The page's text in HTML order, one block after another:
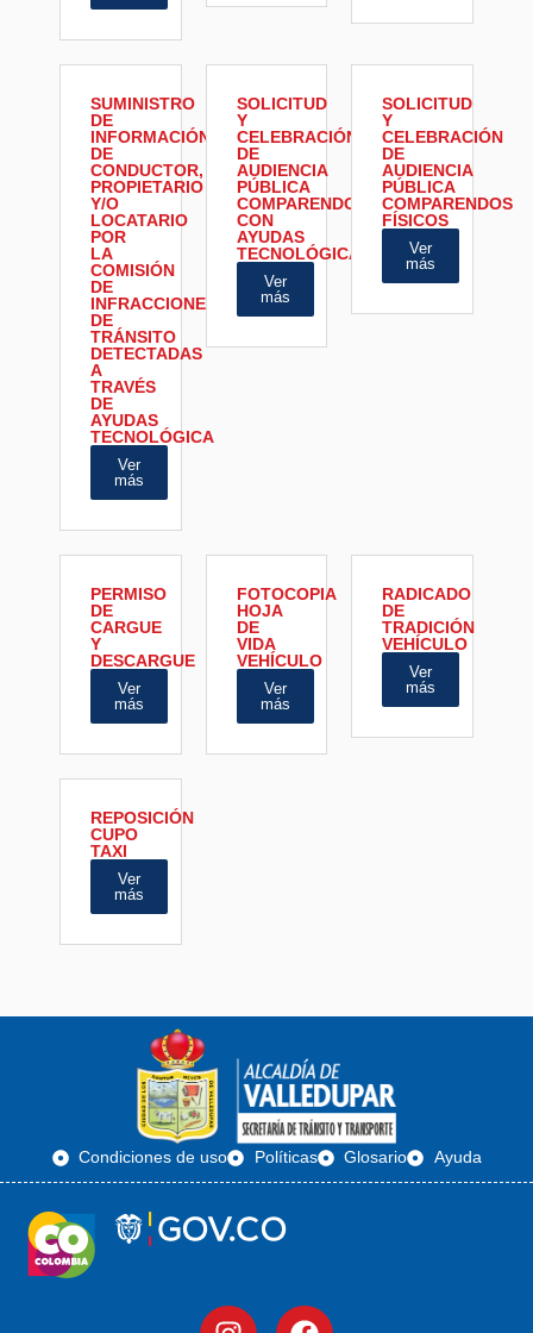
SUMINISTRO
DE
INFORMACIÓN
DE
CONDUCTOR,
PROPIETARIO
Y/O
LOCATARIO
POR
LA
COMISIÓN
DE
INFRACCIONES
DE
TRÁNSITO
DETECTADAS
A
TRAVÉS
DE
AYUDAS
TECNOLÓGICA
Ver
más
SOLICITUD
Y
CELEBRACIÓN
DE
AUDIENCIA
PÚBLICA
COMPARENDOS
CON
AYUDAS
TECNOLÓGICAS.
Ver
más
SOLICITUD
Y
CELEBRACIÓN
DE
AUDIENCIA
PÚBLICA
COMPARENDOS
FÍSICOS
Ver
más
PERMISO
DE
CARGUE
Y
DESCARGUE
Ver
más
FOTOCOPIA
HOJA
DE
VIDA
VEHÍCULO
Ver
más
RADICADO
DE
TRADICIÓN
VEHÍCULO
Ver
más
REPOSICIÓN
CUPO
TAXI
Ver
más
Condiciones de uso Políticas Glosario Ayuda